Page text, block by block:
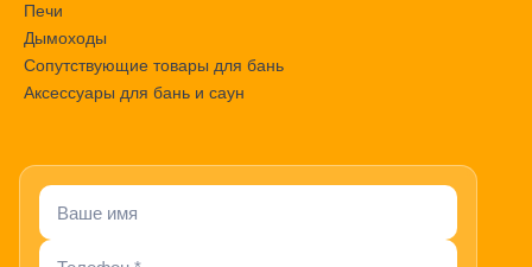
Печи
Дымоходы
Сопутствующие товары для бань
Аксессуары для бань и саун